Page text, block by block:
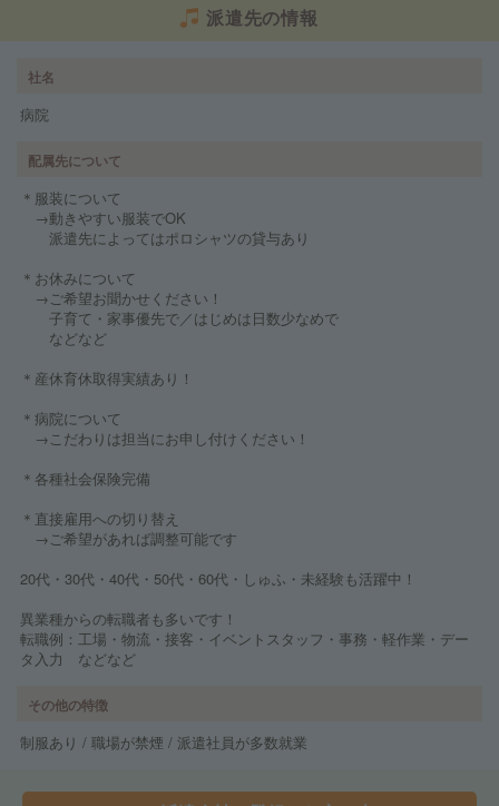
派遣先の情報
社名
病院
配属先について
＊服装について
→動きやすい服装でOK
派遣先によってはポロシャツの貸与あり
＊お休みについて
→ご希望お聞かせください！
子育て・家事優先で／はじめは日数少なめで
などなど
＊産休育休取得実績あり！
＊病院について
→こだわりは担当にお申し付けください！
＊各種社会保険完備
＊直接雇用への切り替え
→ご希望があれば調整可能です
20代・30代・40代・50代・60代・しゅふ・未経験も活躍中！
異業種からの転職者も多いです！
転職例：工場・物流・接客・イベントスタッフ・事務・軽作業・デー
タ入力 などなど
その他の特徴
制服あり / 職場が禁煙 / 派遣社員が多数就業